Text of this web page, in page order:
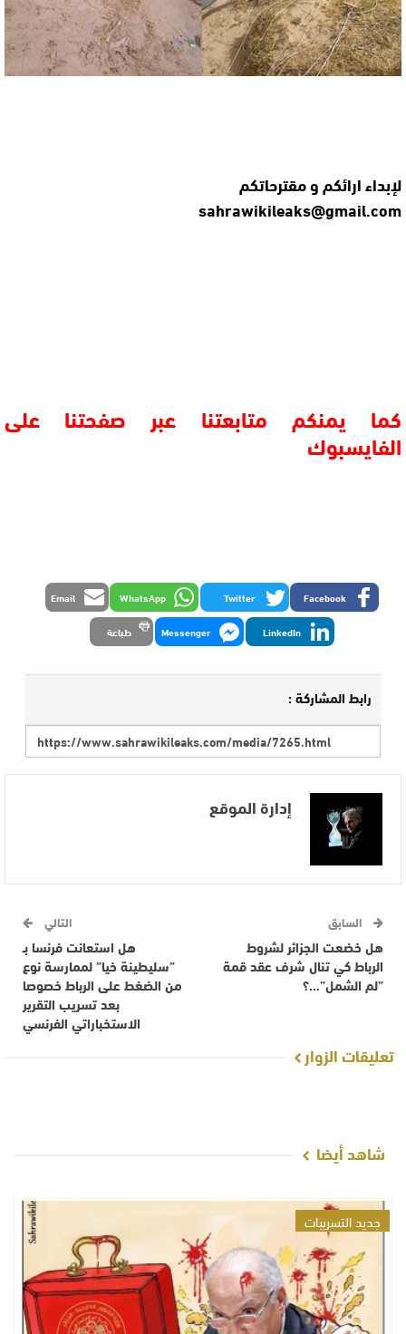
لإبداء ارائكم و مقترحاتكم
sahrawikileaks@gmail.com
كما يمنكم متابعتنا عبر صفحتنا على
الفايسبوك
Facebook
Twitter
WhatsApp
Email
LinkedIn
Messenger طباعة
رابط المشاركة :
إدارة الموقع
السابق
هل خضعت الجزائر لشروط
الرباط كي تنال شرف عقد قمة
”لم الشمل”…؟
التالي
هل استعانت فرنسا بـ
”سليطينة خيا” لممارسة نوع
من الضغط على الرباط خصوصا
بعد تسريب التقرير
الاستخباراتي الفرنسي
تعليقات الزوار
شاهد أيضا
جديد التسريبات